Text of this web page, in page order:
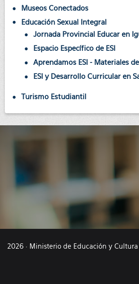
Museos Conectados
Educación Sexual Integral
Jornada Provincial Educar en
Espacio Específico de ESI
Aprendamos ESI - Materiales
ESI y Desarrollo Curricular en
Turismo Estudiantil
2026 · Ministerio de Educación y